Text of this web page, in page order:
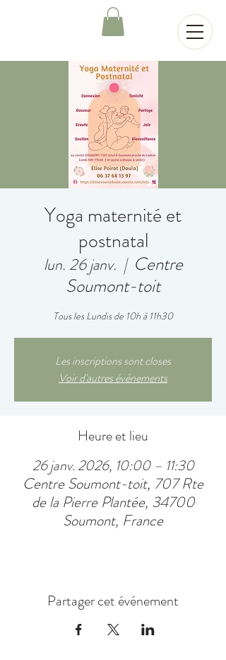
Yoga maternité et
postnatal
lun. 26 janv.
  |
Centre
Soumont-toit
Tous les Lundis de 10h à 11h30
Les inscriptions sont closes
Voir d'autres événements
Heure et lieu
26 janv. 2026, 10:00 – 11:30
Centre Soumont-toit, 707 Rte
de la Pierre Plantée, 34700
Soumont, France
Partager cet événement